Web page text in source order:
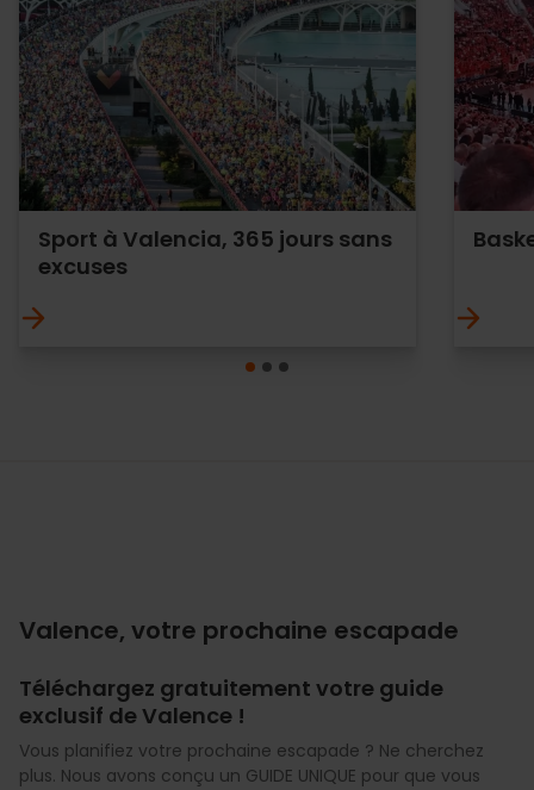
Sport à Valencia, 365 jours sans
excuses
Valence, votre prochaine escapade
Téléchargez gratuitement votre guide
exclusif de Valence !
Vous planifiez votre prochaine escapade ? Ne cherchez
plus. Nous avons conçu un GUIDE UNIQUE pour que vous